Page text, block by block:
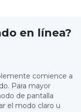
en línea?
comience a
Para mayor
de pantalla
el modo claro u